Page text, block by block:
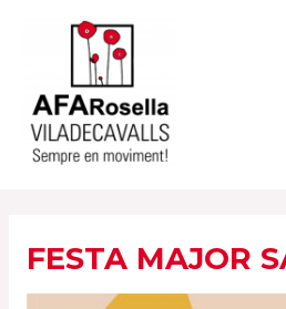
FESTA MAJOR